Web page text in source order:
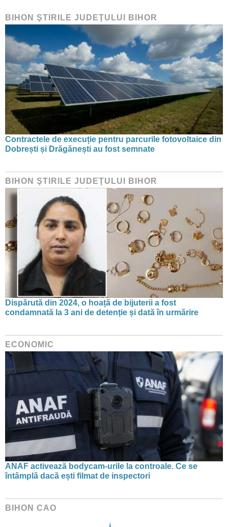
BIHON ŞTIRILE JUDEŢULUI BIHOR
Contractele de execuție pentru parcurile fotovoltaice din
Dobrești și Drăgănești au fost semnate
BIHON ŞTIRILE JUDEŢULUI BIHOR
Dispărută din 2024, o hoață de bijuterii a fost
condamnată la 3 ani de detenție și dată în urmărire
ECONOMIC
ANAF activează bodycam-urile la controale. Ce se
întâmplă dacă ești filmat de inspectori
BIHON CAO